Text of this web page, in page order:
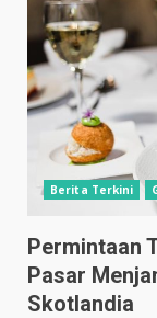
Berita Terkini
Permintaan
Pasar
Skotlandia